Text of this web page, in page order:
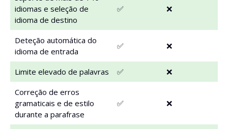
idiomas e seleção de
idioma de destino
✅ ❌
Deteção automática do
idioma de entrada
✅ ❌
Limite elevado de palavras ✅
❌
Correção de erros
gramaticais e de estilo
durante a parafrase
✅ ❌